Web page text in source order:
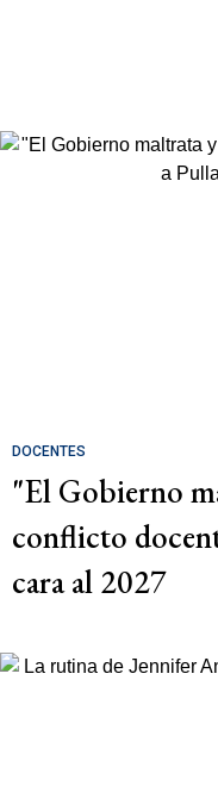
DOCENTES
"El Gobierno
conflicto
cara al 2027